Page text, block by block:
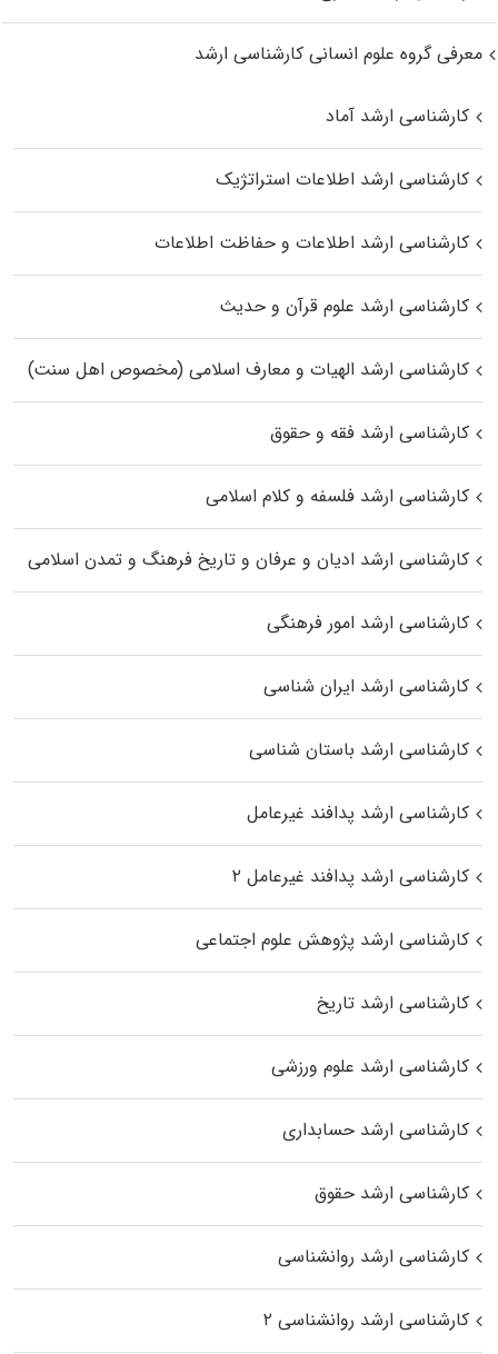
معرفی گروه علوم انسانی کارشناسی ارشد
کارشناسی ارشد آماد
کارشناسی ارشد اطلاعات استراتژیک
کارشناسی ارشد اطلاعات و حفاظت اطلاعات
کارشناسی ارشد علوم قرآن و حدیث
کارشناسی ارشد الهیات و معارف اسلامی (مخصوص اهل سنت)
کارشناسی ارشد فقه و حقوق
کارشناسی ارشد فلسفه و کلام اسلامی
کارشناسی ارشد ادیان و عرفان و تاریخ فرهنگ و تمدن اسلامی
کارشناسی ارشد امور فرهنگی
کارشناسی ارشد ایران شناسی
کارشناسی ارشد باستان شناسی
کارشناسی ارشد پدافند غیرعامل
کارشناسی ارشد پدافند غیرعامل ۲
کارشناسی ارشد پژوهش علوم اجتماعی
کارشناسی ارشد تاریخ
کارشناسی ارشد علوم ورزشی
کارشناسی ارشد حسابداری
کارشناسی ارشد حقوق
کارشناسی ارشد روانشناسی
کارشناسی ارشد روانشناسی ۲